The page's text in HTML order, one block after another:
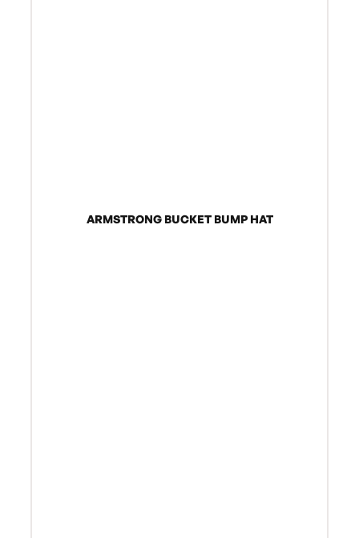
ARMSTRONG BUCKET BUMP HAT